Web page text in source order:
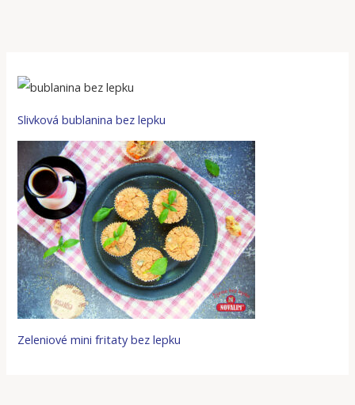
Slivková bublanina bez lepku
Zeleniové mini fritaty bez lepku